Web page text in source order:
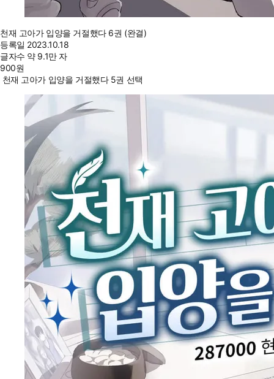
천재 고아가 입양을 거절했다 6권 (완결)
등록일 2023.10.18
글자수 약 9.1만 자
900원
천재 고아가 입양을 거절했다 5권 선택